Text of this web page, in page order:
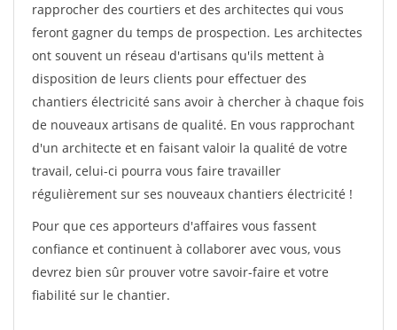
rapprocher des courtiers et des architectes qui vous
feront gagner du temps de prospection. Les architectes
ont souvent un réseau d'artisans qu'ils mettent à
disposition de leurs clients pour effectuer des
chantiers électricité sans avoir à chercher à chaque fois
de nouveaux artisans de qualité. En vous rapprochant
d'un architecte et en faisant valoir la qualité de votre
travail, celui-ci pourra vous faire travailler
régulièrement sur ses nouveaux chantiers électricité !
Pour que ces apporteurs d'affaires vous fassent
confiance et continuent à collaborer avec vous, vous
devrez bien sûr prouver votre savoir-faire et votre
fiabilité sur le chantier.